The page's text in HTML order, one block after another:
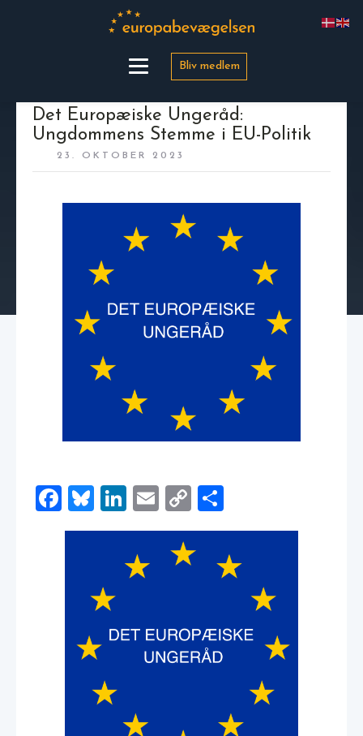
Bliv medlem
Det Europæiske Ungeråd:
Ungdommens Stemme i EU-Politik
23. OKTOBER 2023
Facebook
Bluesky
LinkedIn
EmailCopy
Link